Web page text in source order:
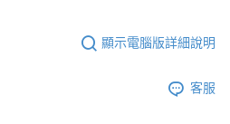
顯示電腦版詳細說明
客服